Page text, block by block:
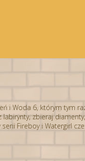
i Woda 6, którym tym
labirynty, zbieraj
Fireboy i Watergirl